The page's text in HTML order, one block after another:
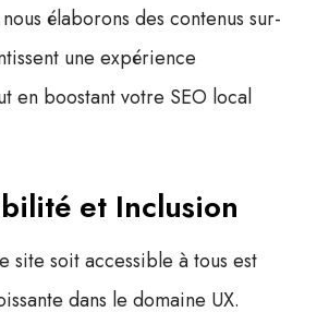
élaborons des contenus sur-
une expérience
en boostant votre SEO local
et Inclusion
site soit accessible à tous est
dans le domaine UX.